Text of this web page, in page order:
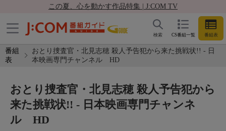
この夏、心を動かす作品特集 | J:COM TV
CS番組一覧 番組表
検索
番組
表
おとり捜査官・北見志穂 殺人予告犯から来た挑戦状!! - 日
本映画専門チャンネル HD
おとり捜査官・北見志穂 殺人予告犯から
来た挑戦状!! - 日本映画専門チャンネ
ル HD